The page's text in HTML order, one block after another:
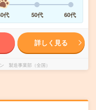
代 50代 60代
詳しく見る
製造事業部（全国）